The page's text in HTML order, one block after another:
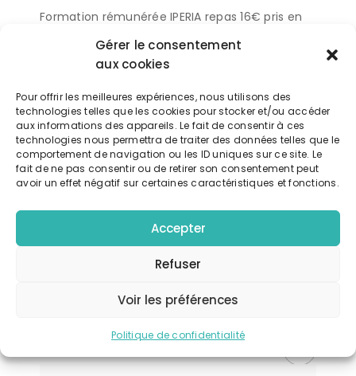
Gérer le consentement
aux cookies
Pour offrir les meilleures expériences, nous utilisons des
technologies telles que les cookies pour stocker et/ou accéder
aux informations des appareils. Le fait de consentir à ces
technologies nous permettra de traiter des données telles que le
comportement de navigation ou les ID uniques sur ce site. Le
fait de ne pas consentir ou de retirer son consentement peut
avoir un effet négatif sur certaines caractéristiques et fonctions.
Accepter
Refuser
Voir les préférences
Politique de confidentialité
Formation rémunérée IPERIA repas 16€ pris en
charge et kms
Centre de formation SYLVAN FORMATIONS
contacter
karine
0608615377
journée 1 : samedis 20 septembre 2025 lieu à
déterminer
Exporter vers google calendrier
Télécharger l'événement